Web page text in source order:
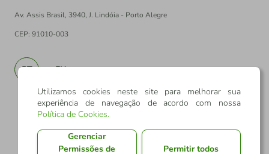
Av. Assis Brasil, 3940, J. Lindóia - Porto Alegre
CEP: 91010-003
PT
EN
Utilizamos cookies neste site para melhorar sua
experiência de navegação de acordo com nossa
Política de Cookies.
Gerenciar
Permissões de
Permitir todos